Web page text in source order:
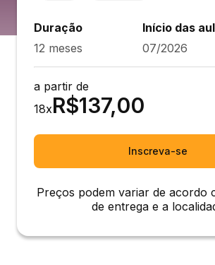
Duração
12 meses
Início das
07/2026
a partir de
18xR$137,00
Inscreva-se
Preços podem variar de acordo
de entrega e a